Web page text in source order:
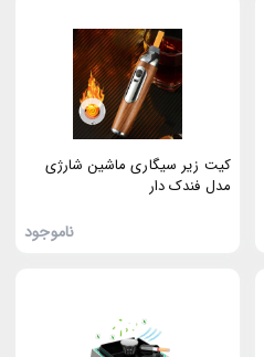
کیت زیر سیگاری ماشین شارژی
مدل فندک دار
ناموجود